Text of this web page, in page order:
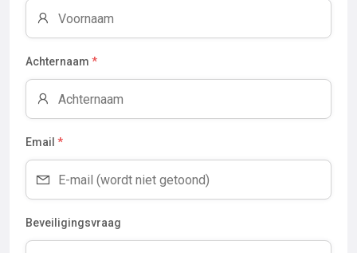
Achternaam *
Email *
Beveiligingsvraag